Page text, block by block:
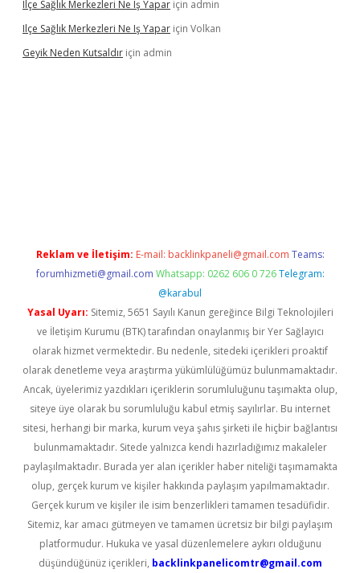
Ilçe Sağlık Merkezleri Ne Iş Yapar için admin
Ilçe Sağlık Merkezleri Ne Iş Yapar için Volkan
Geyik Neden Kutsaldır için admin
Reklam ve İletişim: E-mail: backlinkpaneli@gmail.com Teams:
forumhizmeti@gmail.com Whatsapp: 0262 606 0 726 Telegram:
@karabul
Yasal Uyarı: Sitemiz, 5651 Sayılı Kanun gereğince Bilgi Teknolojileri
ve İletişim Kurumu (BTK) tarafından onaylanmış bir Yer Sağlayıcı
olarak hizmet vermektedir. Bu nedenle, sitedeki içerikleri proaktif
olarak denetleme veya araştırma yükümlülüğümüz bulunmamaktadır.
Ancak, üyelerimiz yazdıkları içeriklerin sorumluluğunu taşımakta olup,
siteye üye olarak bu sorumluluğu kabul etmiş sayılırlar. Bu internet
sitesi, herhangi bir marka, kurum veya şahıs şirketi ile hiçbir bağlantısı
bulunmamaktadır. Sitede yalnızca kendi hazırladığımız makaleler
paylaşılmaktadır. Burada yer alan içerikler haber niteliği taşımamakta
olup, gerçek kurum ve kişiler hakkında paylaşım yapılmamaktadır.
Gerçek kurum ve kişiler ile isim benzerlikleri tamamen tesadüfidir.
Sitemiz, kar amacı gütmeyen ve tamamen ücretsiz bir bilgi paylaşım
platformudur. Hukuka ve yasal düzenlemelere aykırı olduğunu
düşündüğünüz içerikleri, backlinkpanelicomtr@gmail.com